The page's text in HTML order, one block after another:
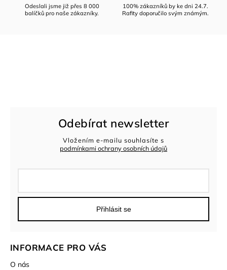
Odeslali jsme již přes 8 000
balíčků pro naše zákazníky.
100% zákazníků by ke dni 24.7.
Rafity doporučilo svým známým.
INFORMACE PRO VÁS
O nás
Odebírat newsletter
Vložením e-mailu souhlasíte s
podmínkami ochrany osobních údajů
Přihlásit se